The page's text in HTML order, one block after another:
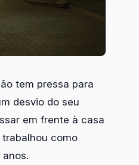
tem pressa para
desvio do seu
em frente à casa
como